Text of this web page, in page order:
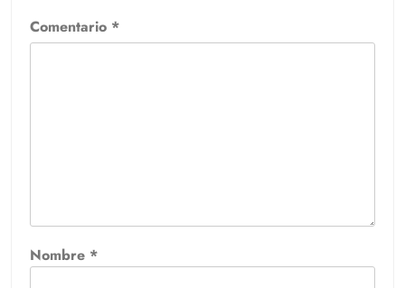
Comentario *
Nombre *